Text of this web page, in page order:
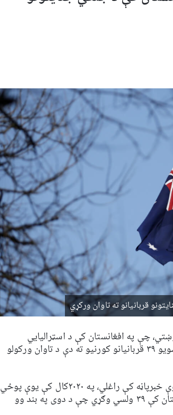
قربانیانو ته تاوان ورکړي
چې په افغانستان کې د اسټرالیایي
ځواکونو له‌خوا د جنګي جنایتونو له امله د وژل شویو ۳۹ قربانیانو کورنیو ته دې د تاوان ورکولو
د ملګرو ملتونو د بشري حقونو برخې په خپره شوې خبرپاڼه کې راغلي، په ۲۰۲۰کال کې یوې پوځي
پلټنې وموندله چې اسټرالیايي پوځیانو په افغانستان کې ۳۹ ولسي وګړي چې د دوی په بند وو